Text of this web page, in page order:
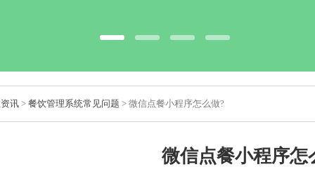
讯 > 餐饮管理系统常见问题 > 微信点餐小程序怎么做?
微信点餐小程序怎